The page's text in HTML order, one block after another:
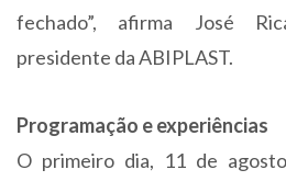
fechado”, afirma José
presidente da ABIPLAST.
Programação e experiências
O primeiro dia, 11 de